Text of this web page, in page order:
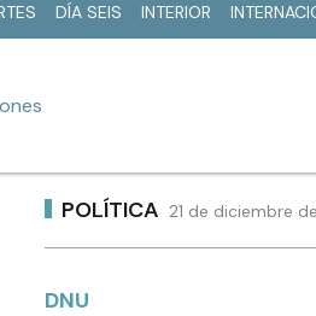
DÍA SEIS INTERIOR
POLÍTICA 21 de diciembre
DNU